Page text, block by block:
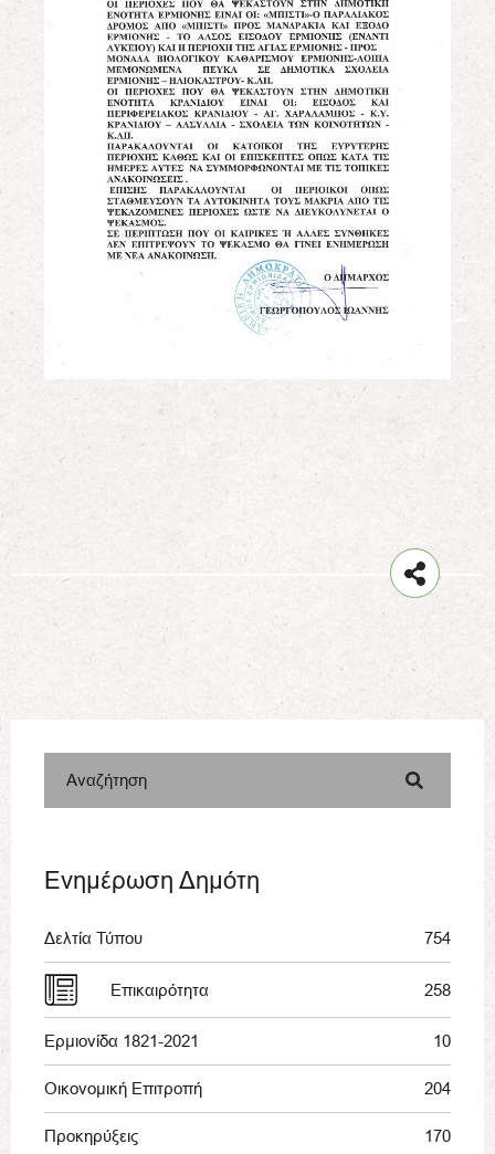
Αναζήτηση
Ενημέρωση Δημότη
Δελτία Τύπου 754
Επικαιρότητα 258
Ερμιονίδα 1821-2021 10
Οικονομική Επιτροπή 204
Προκηρύξεις 170